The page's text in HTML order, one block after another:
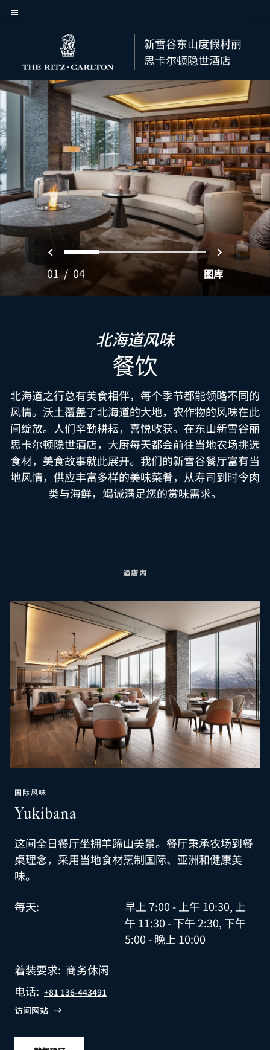
Skip
新雪谷东山度假村丽
思卡尔顿隐世酒店
上一页
0 1 2 3 下一页
01/ 04 图库
北海道风味
餐饮
北海道之行总有美食相伴，每个季节都能领略不同的
风情。沃土覆盖了北海道的大地，农作物的风味在此
间绽放。人们辛勤耕耘，喜悦收获。在东山新雪谷丽
思卡尔顿隐世酒店，大厨每天都会前往当地农场挑选
食材，美食故事就此展开。我们的新雪谷餐厅富有当
地风情，供应丰富多样的美味菜肴，从寿司到时令肉
类与海鲜，竭诚满足您的赏味需求。
酒店内
国际风味
Yukibana
这间全日餐厅坐拥羊蹄山美景。餐厅秉承农场到餐
桌理念，采用当地食材烹制国际、亚洲和健康美
味。
每天:
早上 7:00 - 上午 10:30, 上
午 11:30 - 下午 2:30, 下午
5:00 - 晚上 10:00
着装要求: 商务休闲
电话: +81 136-443491
访问网站